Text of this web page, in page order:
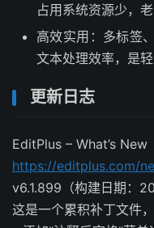
占用系统资源少，
高效实用：多标签
文本处理效率，是轻
更新日志
EditPlus – What’s New
https://editplus.com/
v6.1.899（构建日期：
这是一个累积补丁文件